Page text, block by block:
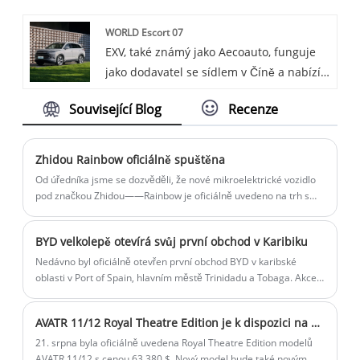
našich nabídek je Cloud Charging
Management System for Charge Point
Operator. Cloud Charging Management
založen na technologii cloud computingu
přístupu a ovládání pro efektivní a
pohodlnou správu nabíjecích služeb.
WORLD Escort 07
EXV, také známý jako Aecoauto, funguje
jako dodavatel se sídlem v Číně a nabízí
Escort 07.
Související Blog Recenze
Zhidou Rainbow oficiálně spuštěna
Od úředníka jsme se dozvěděli, že nové mikroelektrické vozidlo
pod značkou Zhidou——Rainbow je oficiálně uvedeno na trh s
BYD velkolepě otevírá svůj první obchod v Karibiku
Nedávno byl oficiálně otevřen první obchod BYD v karibské
oblasti v Port of Spain, hlavním městě Trinidadu a Tobaga. Akce
kultury a umění Trinidadu a Tobaga Mitchella.
AVATR 11/12 Royal Theatre Edition je k dispozici na prodej za 63 380 $
21. srpna byla oficiálně uvedena Royal Theatre Edition modelů